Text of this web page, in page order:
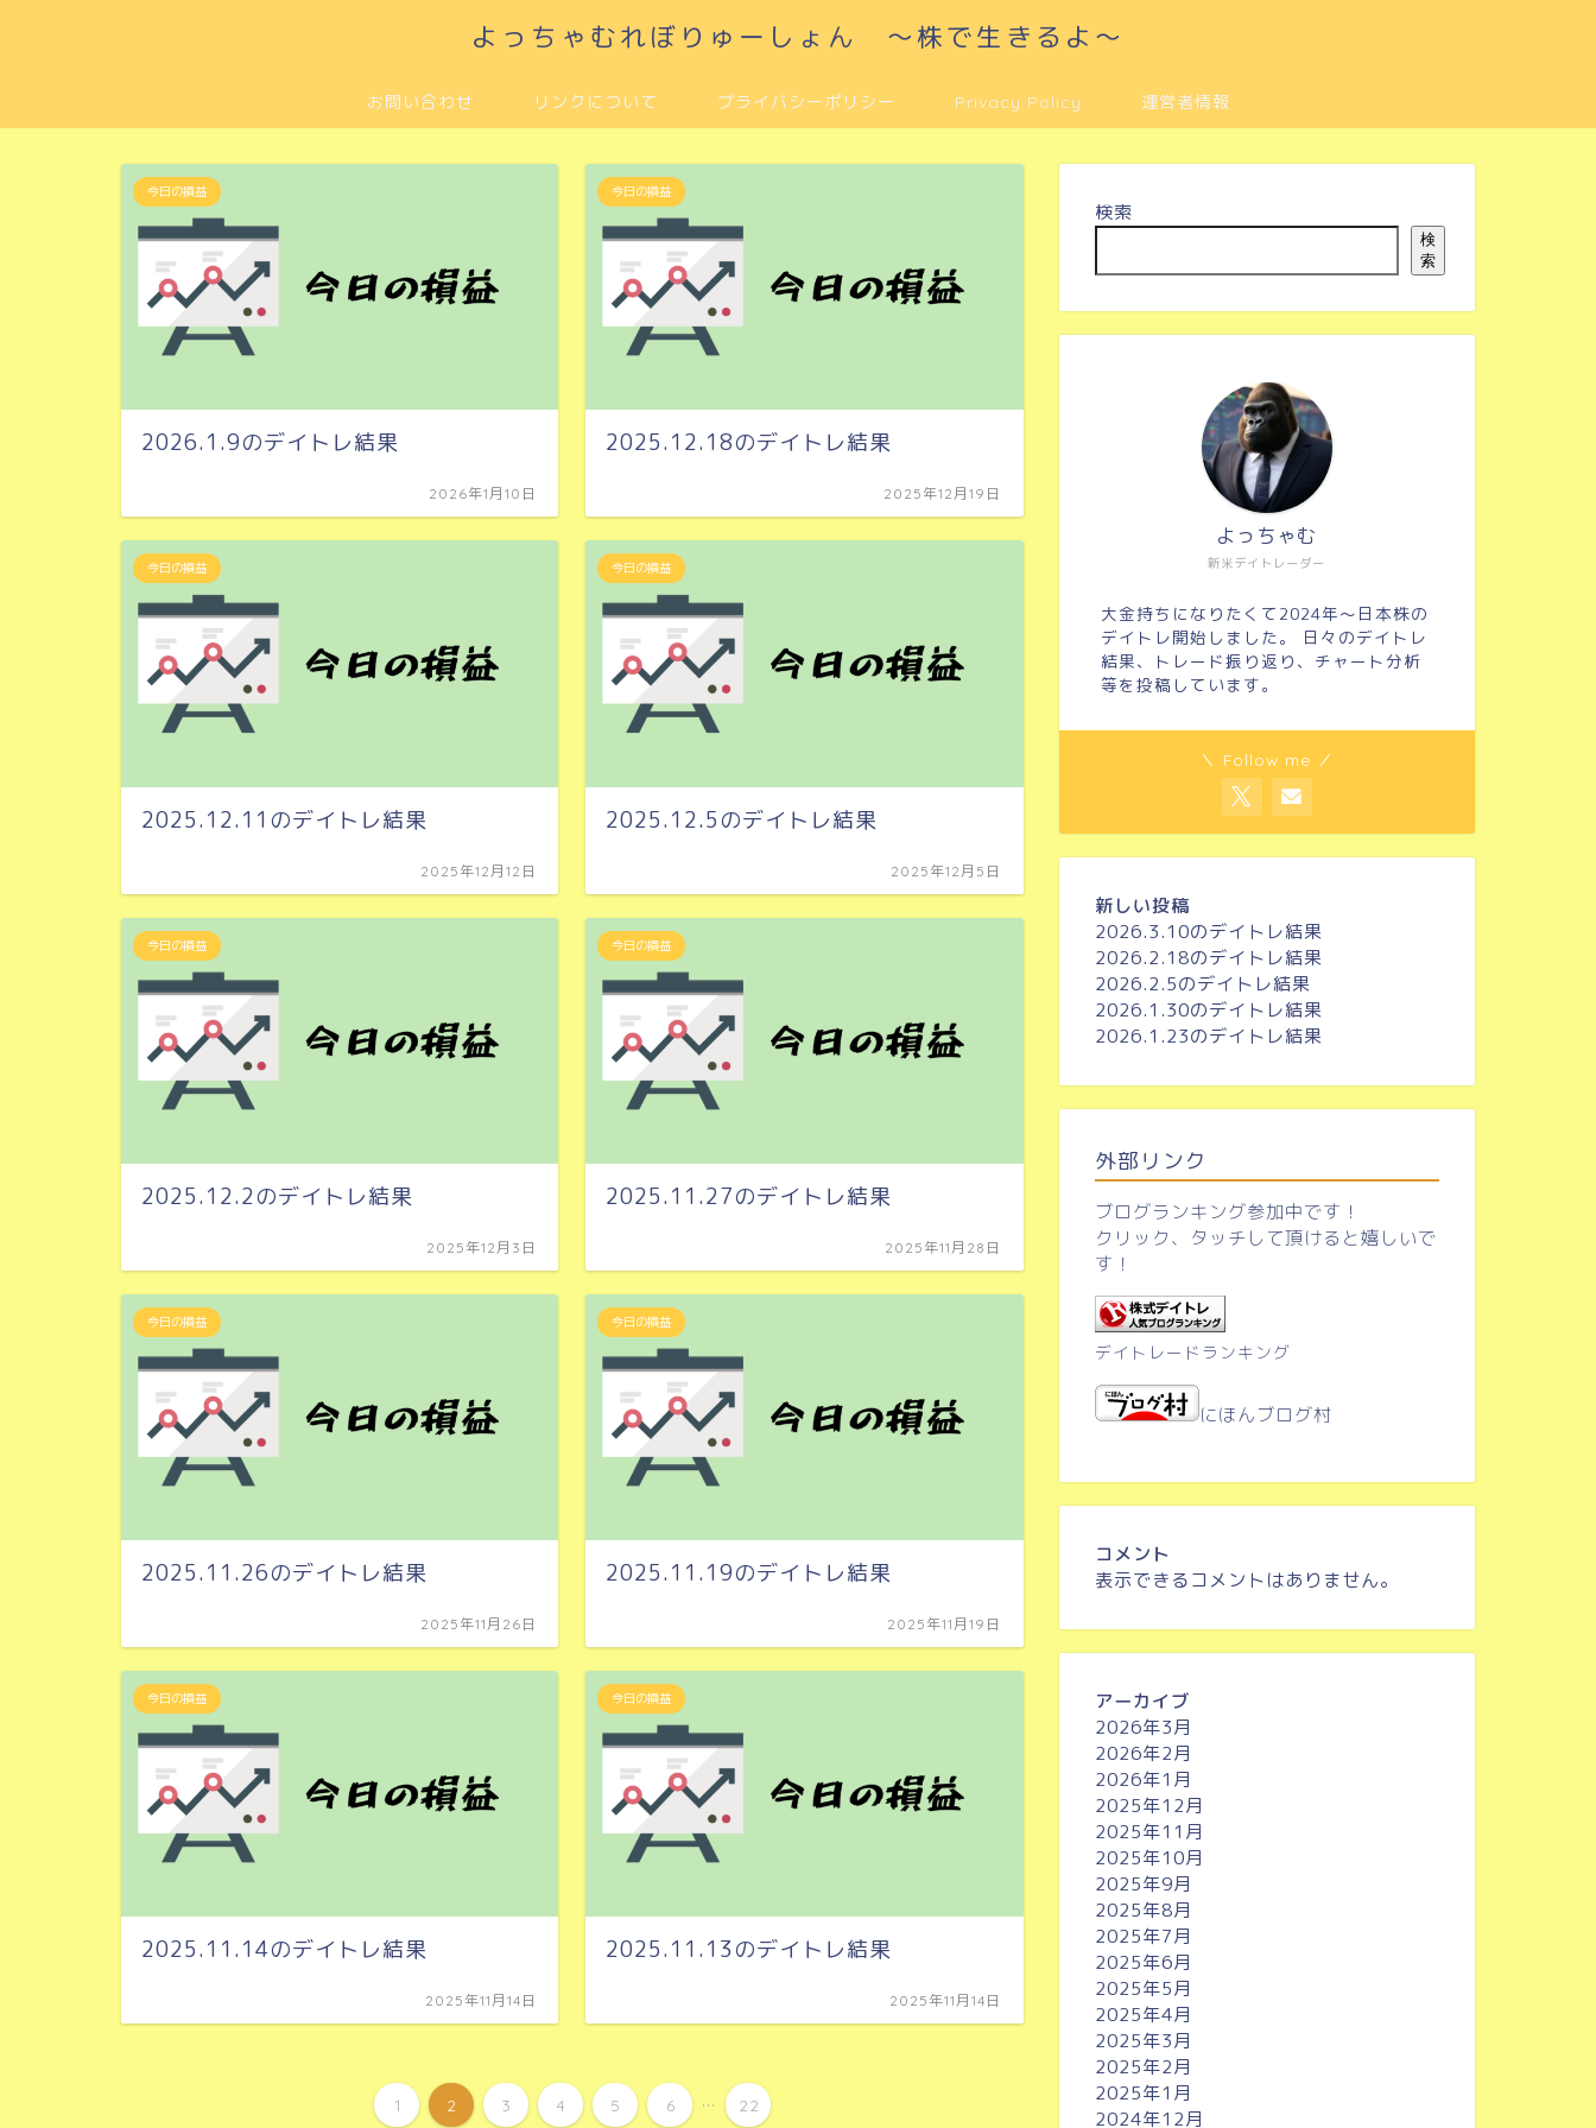
よっちゃむれぼりゅーしょん ～株で生きるよ～
お問い合わせ リンクについて プライバシーポリシー Privacy Policy 運営者情報
今日の損益
2026.1.9のデイトレ結果
2026年1月10日
今日の損益
2025.12.18のデイトレ結果
2025年12月19日
今日の損益
2025.12.11のデイトレ結果
2025年12月12日
今日の損益
2025.12.5のデイトレ結果
2025年12月5日
今日の損益
2025.12.2のデイトレ結果
2025年12月3日
今日の損益
2025.11.27のデイトレ結果
2025年11月28日
今日の損益
2025.11.26のデイトレ結果
2025年11月26日
今日の損益
2025.11.19のデイトレ結果
2025年11月19日
今日の損益
2025.11.14のデイトレ結果
2025年11月14日
今日の損益
2025.11.13のデイトレ結果
2025年11月14日
1 2 3 4 5 6 ... 22
検索
検
索
新米デイトレーダー
よっちゃむ
大金持ちになりたくて2024年～日本株の
デイトレ開始しました。 日々のデイトレ
結果、トレード振り返り、チャート分析
等を投稿しています。
＼ Follow me ／
新しい投稿
2026.3.10のデイトレ結果
2026.2.18のデイトレ結果
2026.2.5のデイトレ結果
2026.1.30のデイトレ結果
2026.1.23のデイトレ結果
外部リンク
ブログランキング参加中です！
クリック、タッチして頂けると嬉しいで
す！
デイトレードランキング
にほんブログ村
コメント
表示できるコメントはありません。
アーカイブ
2026年3月
2026年2月
2026年1月
2025年12月
2025年11月
2025年10月
2025年9月
2025年8月
2025年7月
2025年6月
2025年5月
2025年4月
2025年3月
2025年2月
2025年1月
2024年12月